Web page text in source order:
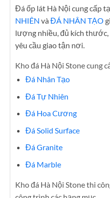
Đá ốp lát Hà Nội cung cấp
NHIÊN và ĐÁ NHÂN TẠO
lượng nhiều, đủ kích
yêu cầu giao tận nơi.
Kho đá Hà Nội Stone cung
Đá Nhân Tạo
Đá Tự Nhiên
Đá Hoa Cương
Đá Solid Surface
Đá Granite
Đá Marble
Kho đá Hà Nội Stone thi